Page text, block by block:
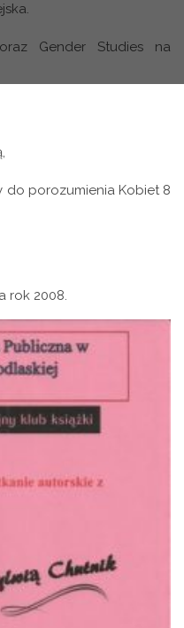
Gender Studies na
do porozumienia Kobiet 8
rok 2008.